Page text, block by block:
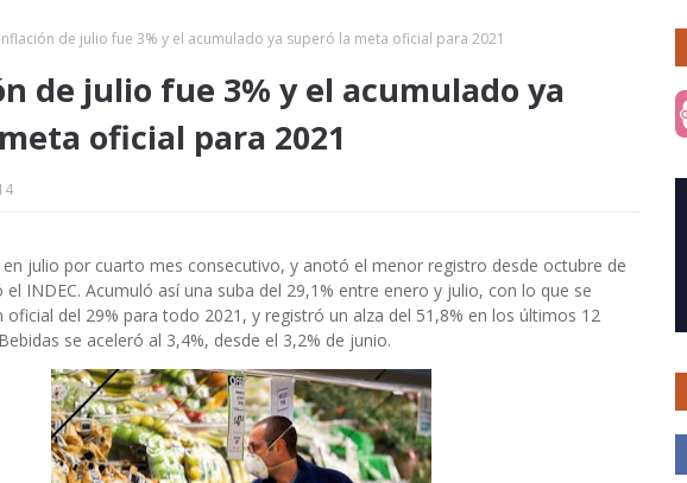
de julio fue 3% y el acumulado ya superó la meta oficial para 2021
de julio fue 3% y el acumulado ya
oficial para 2021
en julio por cuarto mes consecutivo, y anotó el menor registro desde octubre de
INDEC. Acumuló así una suba del 29,1% entre enero y julio, con lo que se
oficial del 29% para todo 2021, y registró un alza del 51,8% en los últimos 12
se aceleró al 3,4%, desde el 3,2% de junio.